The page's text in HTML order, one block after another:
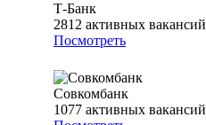
Т-Банк
2812 активных вакансий
Посмотреть
Совкомбанк
1077 активных вакансий